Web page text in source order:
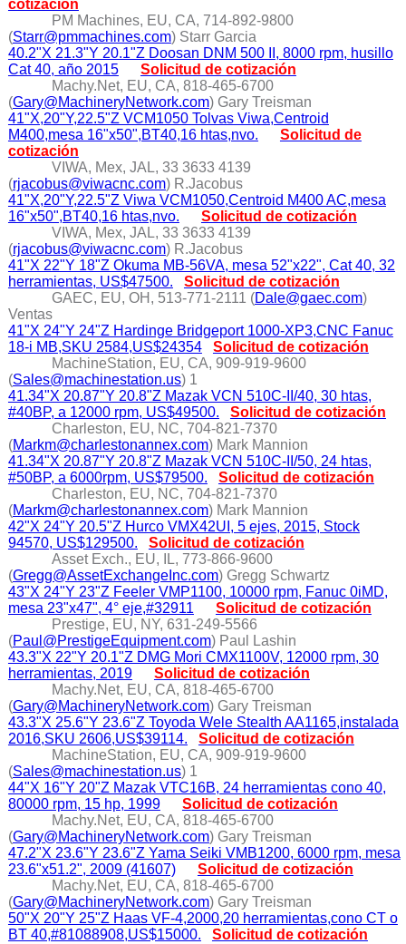
cotización
PM Machines, EU, CA, 714-892-9800
(Starr@pmmachines.com) Starr Garcia
40.2"X 21.3"Y 20.1"Z Doosan DNM 500 II, 8000 rpm, husillo
Cat 40, año 2015
Solicitud de cotización
Machy.Net, EU, CA, 818-465-6700
(Gary@MachineryNetwork.com) Gary Treisman
41"X,20"Y,22.5"Z VCM1050 Tolvas Viwa,Centroid
M400,mesa 16"x50",BT40,16 htas,nvo.
Solicitud de
cotización
VIWA, Mex, JAL, 33 3633 4139
(rjacobus@viwacnc.com) R.Jacobus
41"X,20"Y,22.5"Z Viwa VCM1050,Centroid M400 AC,mesa
16"x50",BT40,16 htas,nvo.
Solicitud de cotización
VIWA, Mex, JAL, 33 3633 4139
(rjacobus@viwacnc.com) R.Jacobus
41"X 22"Y 18"Z Okuma MB-56VA, mesa 52"x22", Cat 40, 32
herramientas, US$47500.
Solicitud de cotización
GAEC, EU, OH, 513-771-2111 (Dale@gaec.com)
Ventas
41"X 24"Y 24"Z Hardinge Bridgeport 1000-XP3,CNC Fanuc
18-i MB,SKU 2584,US$24354
Solicitud de cotización
MachineStation, EU, CA, 909-919-9600
(Sales@machinestation.us) 1
41.34"X 20.87"Y 20.8"Z Mazak VCN 510C-II/40, 30 htas,
#40BP, a 12000 rpm, US$49500.
Solicitud de cotización
Charleston, EU, NC, 704-821-7370
(Markm@charlestonannex.com) Mark Mannion
41.34"X 20.87"Y 20.8"Z Mazak VCN 510C-II/50, 24 htas,
#50BP, a 6000rpm, US$79500.
Solicitud de cotización
Charleston, EU, NC, 704-821-7370
(Markm@charlestonannex.com) Mark Mannion
42"X 24"Y 20.5"Z Hurco VMX42UI, 5 ejes, 2015, Stock
94570, US$129500.
Solicitud de cotización
Asset Exch., EU, IL, 773-866-9600
(Gregg@AssetExchangeInc.com) Gregg Schwartz
43"X 24"Y 23"Z Feeler VMP1100, 10000 rpm, Fanuc 0iMD,
mesa 23"x47", 4° eje,#32911
Solicitud de cotización
Prestige, EU, NY, 631-249-5566
(Paul@PrestigeEquipment.com) Paul Lashin
43.3"X 22"Y 20.1"Z DMG Mori CMX1100V, 12000 rpm, 30
herramientas, 2019
Solicitud de cotización
Machy.Net, EU, CA, 818-465-6700
(Gary@MachineryNetwork.com) Gary Treisman
43.3"X 25.6"Y 23.6"Z Toyoda Wele Stealth AA1165,instalada
2016,SKU 2606,US$39114.
Solicitud de cotización
MachineStation, EU, CA, 909-919-9600
(Sales@machinestation.us) 1
44"X 16"Y 20"Z Mazak VTC16B, 24 herramientas cono 40,
80000 rpm, 15 hp, 1999
Solicitud de cotización
Machy.Net, EU, CA, 818-465-6700
(Gary@MachineryNetwork.com) Gary Treisman
47.2"X 23.6"Y 23.6"Z Yama Seiki VMB1200, 6000 rpm, mesa
23.6"x51.2", 2009 (41607)
Solicitud de cotización
Machy.Net, EU, CA, 818-465-6700
(Gary@MachineryNetwork.com) Gary Treisman
50"X 20"Y 25"Z Haas VF-4,2000,20 herramientas,cono CT o
BT 40,#81088908,US$15000.
Solicitud de cotización